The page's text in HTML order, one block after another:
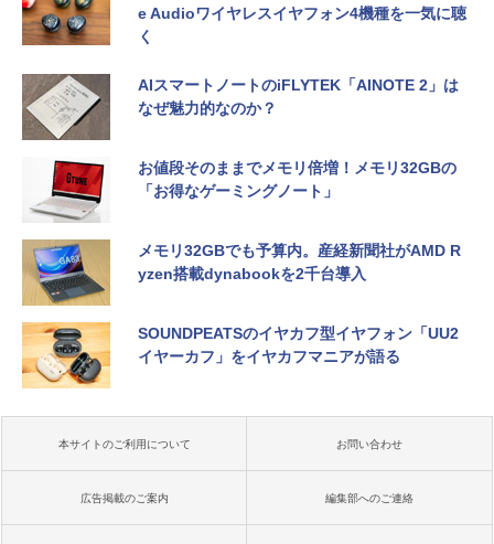
e Audioワイヤレスイヤフォン4機種を一気に聴
く
AIスマートノートのiFLYTEK「AINOTE 2」は
なぜ魅力的なのか？
お値段そのままでメモリ倍増！メモリ32GBの
「お得なゲーミングノート」
メモリ32GBでも予算内。産経新聞社がAMD R
yzen搭載dynabookを2千台導入
SOUNDPEATSのイヤカフ型イヤフォン「UU2
イヤーカフ」をイヤカフマニアが語る
本サイトのご利用について お問い合わせ
広告掲載のご案内 編集部へのご連絡